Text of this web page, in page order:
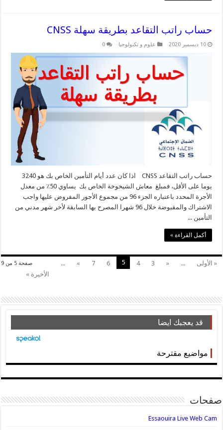
حساب راتب التقاعد بطريقة سهلة CNSS
10 ديسمبر 2020 علوم و تكنولوجيا 0
حساب راتب التقاعد CNSS اذا كان عدد أيام التأمين الخاص بك هو 3240
يوما على الأقل، فمبلغ معاش الشيخوخة الخاص بك يساوي 50٪ من معدل
الأجرة المحدد باعتباره الجزء 96 من مجموع الأجور المفروض عليها واجب
الاشتراك والمقبوضة خلال 96 شهرا المصرح بها السابقة لأخر شهر مدني من
التأمين ...
أكمل القراءة »
صفحة 5 من 9 « الأولى ...
«
3
4
5
6
7
»
...
الأخيرة »
قد يعجبك ايضا
مواضيع مقترحة
صفحات
Essaouira Live Web Cam